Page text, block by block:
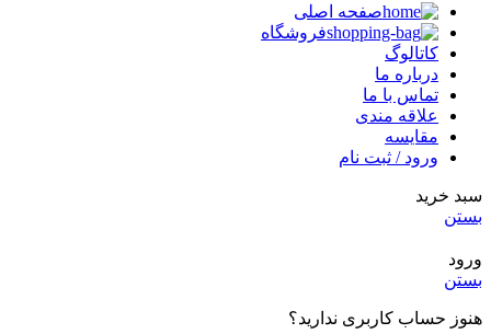
صفحه اصلی
فروشگاه
کاتالوگ
درباره ما
تماس با ما
علاقه مندی
مقایسه
ورود / ثبت نام
سبد خرید
بستن
ورود
بستن
هنوز حساب کاربری ندارید؟